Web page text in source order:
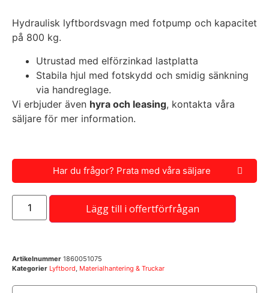
Hydraulisk lyftbordsvagn med fotpump och kapacitet
på 800 kg.
Utrustad med elförzinkad lastplatta
Stabila hjul med fotskydd och smidig sänkning
via handreglage.
Vi erbjuder även hyra och leasing, kontakta våra
säljare för mer information.
Har du frågor? Prata med våra säljare
Lägg till i offertförfrågan
Artikelnummer 1860051075
Kategorier Lyftbord, Materialhantering & Truckar